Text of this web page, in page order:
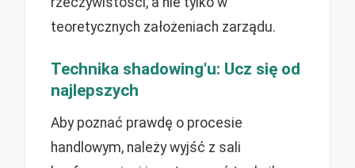
teoretycznych założeniach zarządu.
Technika shadowing'u: Ucz się od
najlepszych
Aby poznać prawdę o procesie
handlowym, należy wyjść z sali